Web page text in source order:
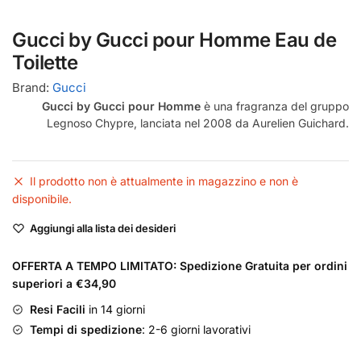
Gucci by Gucci pour Homme Eau de
Toilette
Brand: Gucci
Gucci by Gucci pour Homme è una fragranza del gruppo
Legnoso Chypre, lanciata nel 2008 da Aurelien Guichard.
Il prodotto non è attualmente in magazzino e non è
disponibile.
Aggiungi alla lista dei desideri
OFFERTA A TEMPO LIMITATO: Spedizione Gratuita per ordini
superiori a €34,90
Resi Facili in 14 giorni
Tempi di spedizione: 2-6 giorni lavorativi